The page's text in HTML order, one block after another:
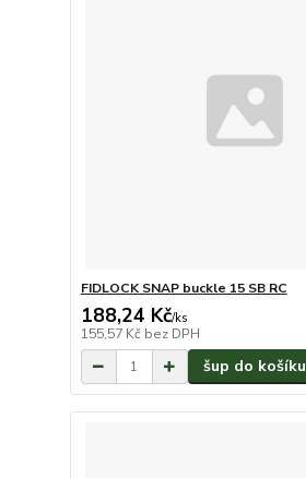
FIDLOCK SNAP buckle 15 SB RC
188,24 Kč/ks
155,57 Kč bez DPH
šup do košíku